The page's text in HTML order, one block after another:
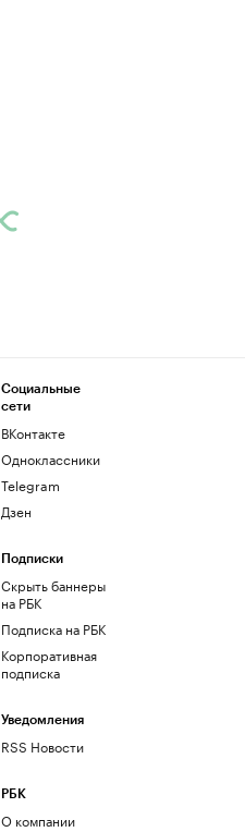
Социальные
сети
ВКонтакте
Одноклассники
Telegram
Дзен
Подписки
Скрыть баннеры
на РБК
Подписка на РБК
Корпоративная
подписка
Уведомления
RSS Новости
РБК
О компании